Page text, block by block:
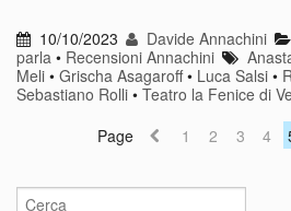
10/10/2023 Davide Annachini
parla • Recensioni Annachini
Meli • Grischa Asagaroff• Luca Salsi •
Sebastiano Rolli • Teatro la Fenice di
Page
1 2 3 4